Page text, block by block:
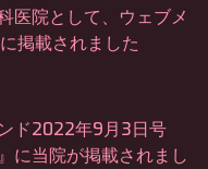
医院として、ウェブメ
掲載されました
ド2022年9月3日号
に当院が掲載されまし